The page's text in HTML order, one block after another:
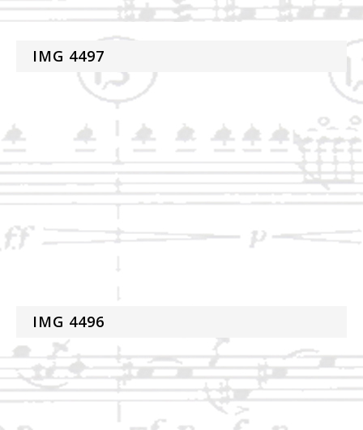
IMG 4497
IMG 4496